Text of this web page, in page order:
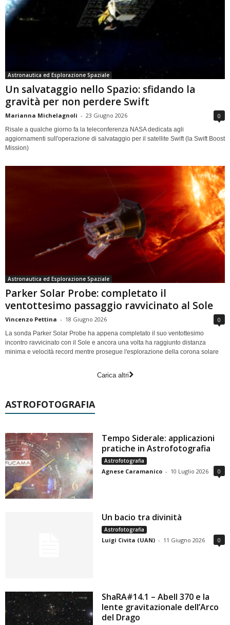
Astronautica ed Esplorazione Spaziale
Un salvataggio nello Spazio: sfidando la
gravità per non perdere Swift
Marianna Michelagnoli - 23 Giugno 2026 0
Risale a qualche giorno fa la teleconferenza NASA dedicata agli
aggiornamenti sull'operazione di salvataggio per il satellite Swift (la Swift Boost
Mission)
Astronautica ed Esplorazione Spaziale
Parker Solar Probe: completato il
ventottesimo passaggio ravvicinato al Sole
Vincenzo Pettina - 18 Giugno 2026 0
La sonda Parker Solar Probe ha appena completato il suo ventottesimo
incontro ravvicinato con il Sole e ancora una volta ha raggiunto distanza
minima e velocità record mentre prosegue l'esplorazione della corona solare
Carica altri
ASTROFOTOGRAFIA
Tempo Siderale: applicazioni
pratiche in Astrofotografia
Astrofotografia
Agnese Caramanico - 10 Luglio 2026 0
Un bacio tra divinità
Astrofotografia
Luigi Civita (UAN) - 11 Giugno 2026 0
ShaRA#14.1 – Abell 370 e la
lente gravitazionale dell’Arco
del Drago